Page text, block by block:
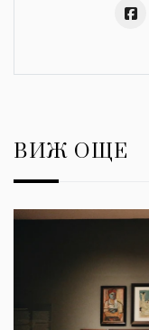
ВИЖ ОЩЕ